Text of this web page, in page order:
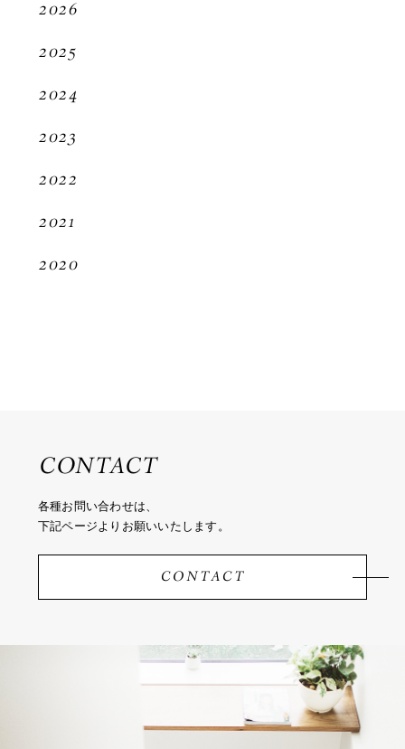
2026
2025
2024
2023
2022
2021
2020
CONTACT
各種お問い合わせは、
下記ページよりお願いいたします。
CONTACT